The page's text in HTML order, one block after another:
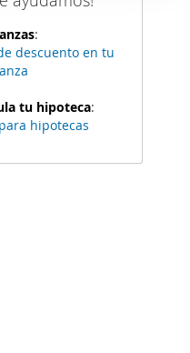
:
descuento en tu
tu hipoteca:
hipotecas